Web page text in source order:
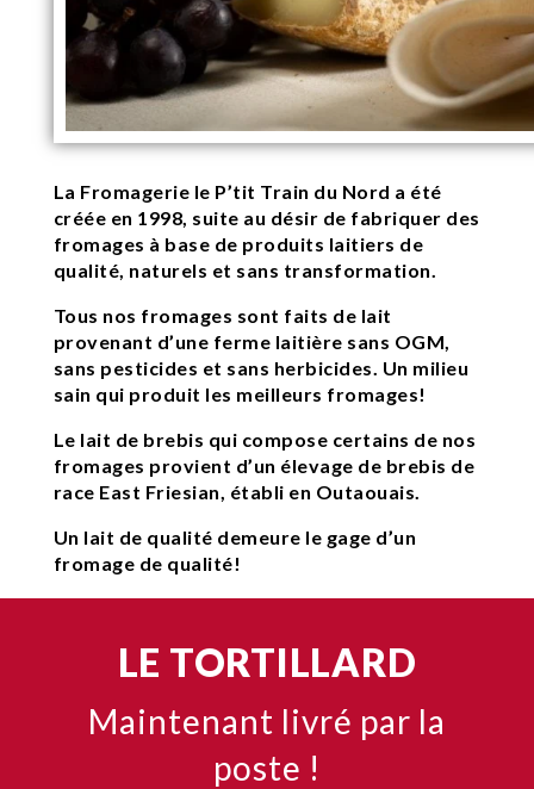
La Fromagerie le P’tit Train du Nord a été
créée en 1998, suite au désir de fabriquer des
fromages à base de produits laitiers de
qualité, naturels et sans transformation.
Tous nos fromages sont faits de lait
provenant d’une ferme laitière sans OGM,
sans pesticides et sans herbicides. Un milieu
sain qui produit les meilleurs fromages!
Le lait de brebis qui compose certains de nos
fromages provient d’un élevage de brebis de
race East Friesian, établi en Outaouais.
Un lait de qualité demeure le gage d’un
fromage de qualité!
LE TORTILLARD
Maintenant livré par la
poste !